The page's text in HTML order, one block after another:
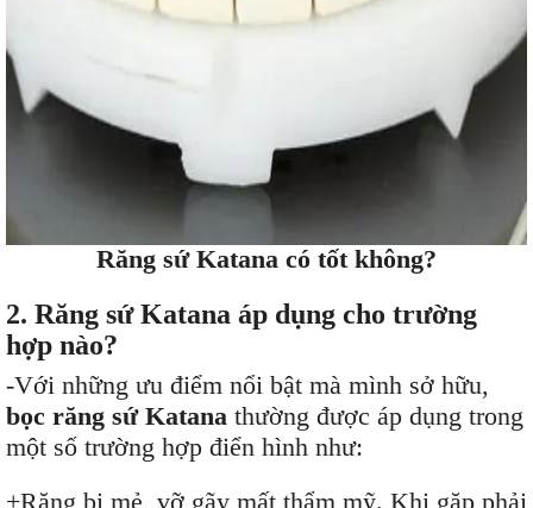
Răng sứ Katana có tốt không?
2. Răng sứ Katana áp dụng cho trường
hợp nào?
-Với những ưu điểm nổi bật mà mình sở hữu,
bọc răng sứ Katana thường được áp dụng trong
một số trường hợp điển hình như:
+Răng bị mẻ, vỡ gãy mất thẩm mỹ. Khi gặp phải